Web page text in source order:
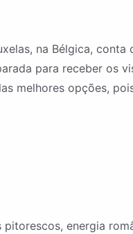
na Bélgica, conta
para receber os
melhores opções,
energia